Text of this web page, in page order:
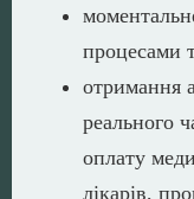
процесами
отримання
реального
оплату
лікарів,